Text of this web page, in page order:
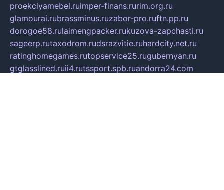
proekciyamebel.ruimper-finans.rurim.org.ru
glamourai.rubrassminus.ruzabor-pro.ruftn.pp.ru
dorogoe58.rulaimengpacker.rukuzova-zapchasti.ru
sageerp.rutaxodrom.rudsrazvitie.ruhardcity.net.ru
ratinghomegames.rutopservice25.rugubernyan.ru
gtglasslined.ruii4.rutssport.spb.ruandorra24.com